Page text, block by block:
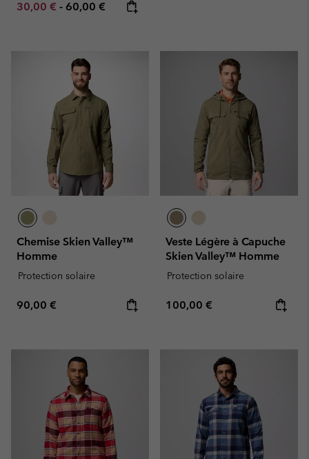
Minimum sale price:
30,00 € - Maximum price:
60,00 €
Chemise Skien Valley™
Homme
Protection solaire
Regular price:
90,00 €
Veste Légère à Capuche
Skien Valley™ Homme
Protection solaire
Regular price:
100,00 €